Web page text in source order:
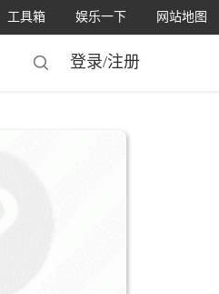
网站地图
娱乐一下
工具箱
登录/注册